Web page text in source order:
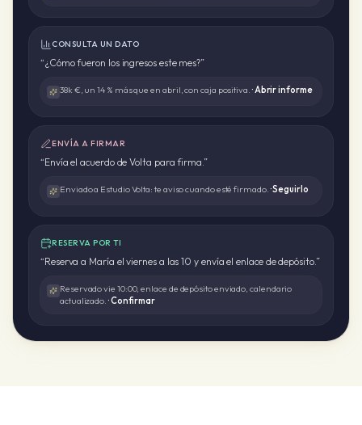
CONSULTA UN DATO
“¿Cómo fueron los ingresos este mes?”
38k €, un 14 % más que en abril, con caja positiva. ·Abrir informe
ENVÍA A FIRMAR
“Envía el acuerdo de Volta para firma.”
Enviado a Estudio Volta: te aviso cuando esté firmado.·Seguirlo
RESERVA POR TI
“Reserva a María el viernes a las 10 y envía el enlace de depósito.”
Reservado vie 10:00, enlace de depósito enviado, calendario
actualizado. ·Confirmar